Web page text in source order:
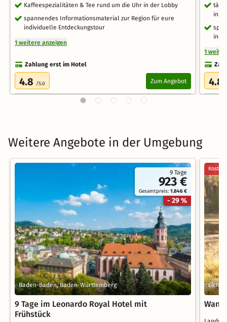
Kaffeespezialitäten & Tee rund um die Uhr in der Lobby
spannendes Informationsmaterial zur Region für eure
individuelle Entdeckungstour
1 weitere anzeigen
Zahlung erst im Hotel
4.8 /5.0 Zum Angebot
in
1
4.8
Weitere Angebote in der Umgebung
9 Tage
923 €
Gesamtpreis:1.846 €
- 29 %
Baden-Baden, Baden-Württemberg
9 Tage im Leonardo Royal Hotel mit
Frühstück